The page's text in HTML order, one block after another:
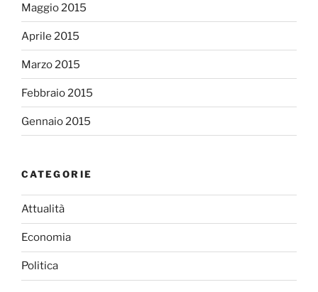
Maggio 2015
Aprile 2015
Marzo 2015
Febbraio 2015
Gennaio 2015
CATEGORIE
Attualità
Economia
Politica